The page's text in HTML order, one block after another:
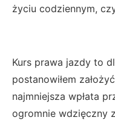
życiu codziennym,
Kurs prawa jazdy to
postanowiłem
najmniejsza wpłata
ogromnie wdzięczny